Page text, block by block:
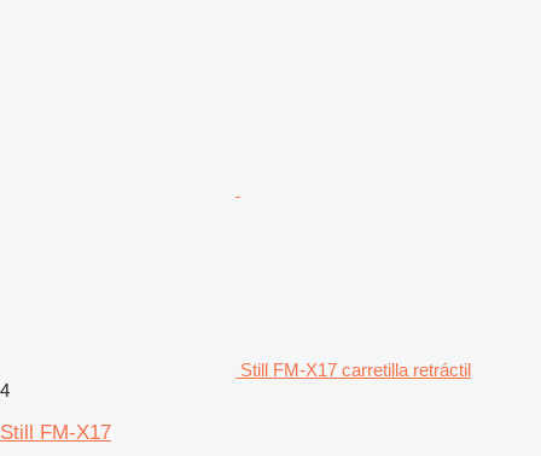
Still FM-X17 carretilla retráctil
4
Still FM-X17